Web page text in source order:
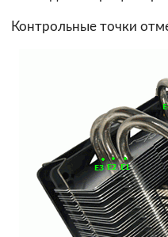
Контрольные точки